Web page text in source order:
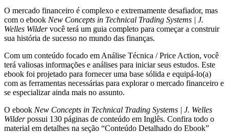
J.
Welles
Wilder
quantidade
O mercado financeiro é complexo e extremamente desafiador, mas
com o ebook New Concepts in Technical Trading Systems | J.
Welles Wildervocê terá um guia completo para começar a construir
sua história de sucesso no mundo das finanças.
Com um conteúdo focado em Análise Técnica / Price Action, você
terá valiosas informações e análises para iniciar seus estudos. Este
ebook foi projetado para fornecer uma base sólida e equipá-lo(a)
com as ferramentas necessárias para explorar o mercado financeiro e
se especializar ainda mais no assunto.
O ebook New Concepts in Technical Trading Systems | J. Welles
Wilderpossui 130 páginas de conteúdo em Inglês. Confira todo o
material em detalhes na seção “Conteúdo Detalhado do Ebook”